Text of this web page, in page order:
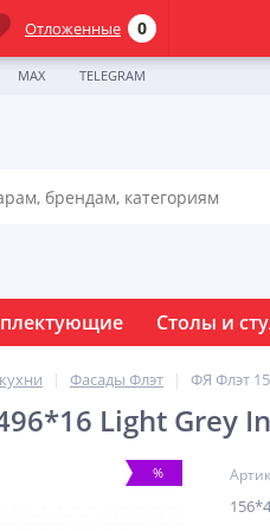
MAX TELEGRAM
Столы и
Фасады Флэт ФЯ Флэт
Light Grey
%
Отложенные 0